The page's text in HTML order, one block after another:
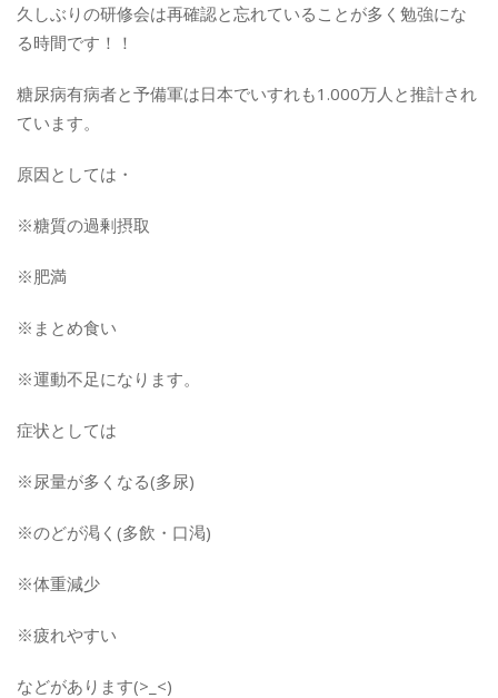
久しぶりの研修会は再確認と忘れていることが多く勉強にな
る時間です！！
糖尿病有病者と予備軍は日本でいすれも1.000万人と推計され
ています。
原因としては・
※糖質の過剰摂取
※肥満
※まとめ食い
※運動不足になります。
症状としては
※尿量が多くなる(多尿)
※のどが渇く(多飲・口渇)
※体重減少
※疲れやすい
などがあります(>_<)